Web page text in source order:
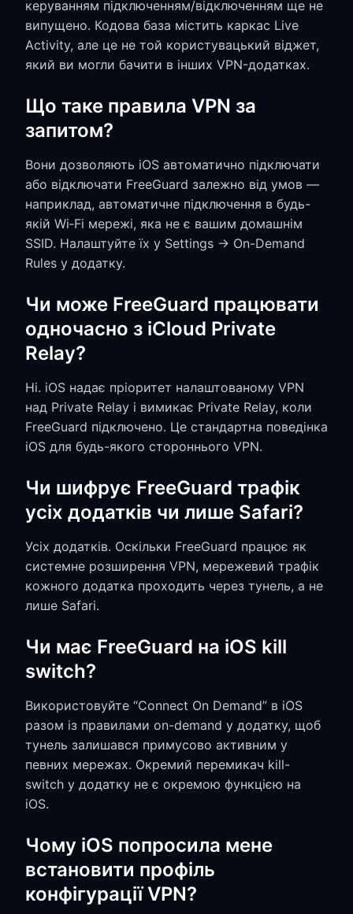
керуванням підключенням/відключенням ще не
випущено. Кодова база містить каркас Live
Activity, але це не той користувацький віджет,
який ви могли бачити в інших VPN-додатках.
Що таке правила VPN за
запитом?
Вони дозволяють iOS автоматично підключати
або відключати FreeGuard залежно від умов —
наприклад, автоматичне підключення в будь-
якій Wi‑Fi мережі, яка не є вашим домашнім
SSID. Налаштуйте їх у Settings → On-Demand
Rules у додатку.
Чи може FreeGuard працювати
одночасно з iCloud Private
Relay?
Ні. iOS надає пріоритет налаштованому VPN
над Private Relay і вимикає Private Relay, коли
FreeGuard підключено. Це стандартна поведінка
iOS для будь-якого стороннього VPN.
Чи шифрує FreeGuard трафік
усіх додатків чи лише Safari?
Усіх додатків. Оскільки FreeGuard працює як
системне розширення VPN, мережевий трафік
кожного додатка проходить через тунель, а не
лише Safari.
Чи має FreeGuard на iOS kill
switch?
Використовуйте “Connect On Demand” в iOS
разом із правилами on-demand у додатку, щоб
тунель залишався примусово активним у
певних мережах. Окремий перемикач kill-
switch у додатку не є окремою функцією на
iOS.
Чому iOS попросила мене
встановити профіль
конфігурації VPN?